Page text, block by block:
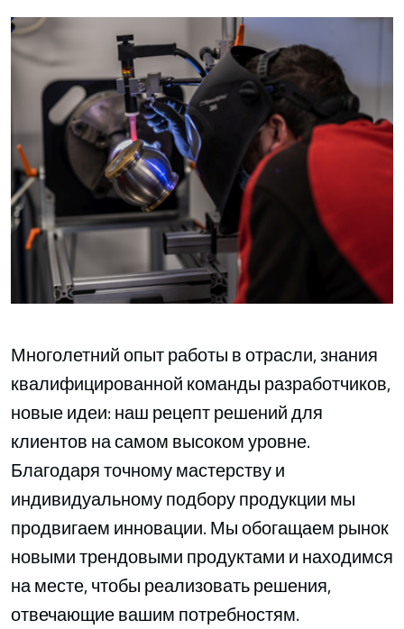
Многолетний опыт работы в отрасли, знания
квалифицированной команды разработчиков,
новые идеи: наш рецепт решений для
клиентов на самом высоком уровне.
Благодаря точному мастерству и
индивидуальному подбору продукции мы
продвигаем инновации. Мы обогащаем рынок
новыми трендовыми продуктами и находимся
на месте, чтобы реализовать решения,
отвечающие вашим потребностям.